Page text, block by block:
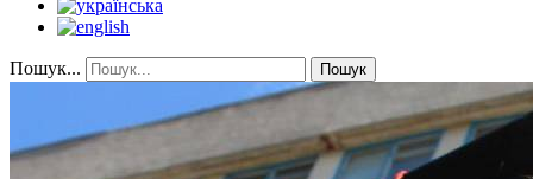
Пошук... Пошук